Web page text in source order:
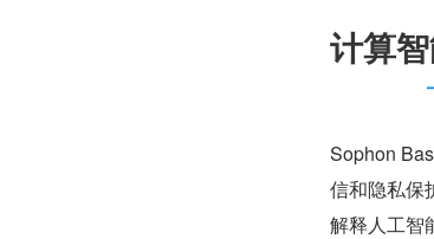
计算
Sophon
信和隐私保
解释人工智